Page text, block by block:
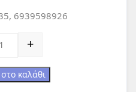
6939598926
+
καλάθι